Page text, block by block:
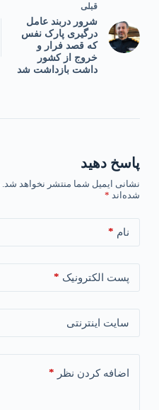
قبلی
شرور دربند عامل
درگیری پارک نفس
که قصد فرار و
خروج از کشور
داشت بازداشت شد
پاسخ دهید
نشانی ایمیل شما منتشر نخواهد شد.
شده‌اند *
نام *
پست الکترونیک *
سایت اینترنتی
اضافه کردن نظر *